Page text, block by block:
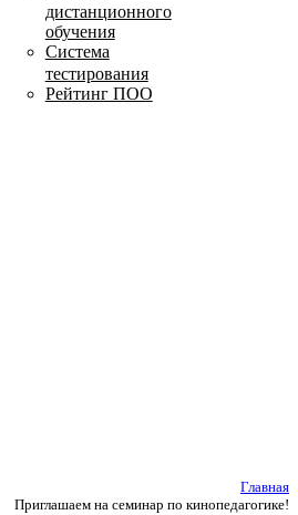
дистанционного
обучения
Система
тестирования
Рейтинг ПОО
Главная
Приглашаем на семинар по кинопедагогике!